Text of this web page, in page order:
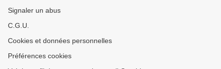
Signaler un abus
C.G.U.
Cookies et données personnelles
Préférences cookies